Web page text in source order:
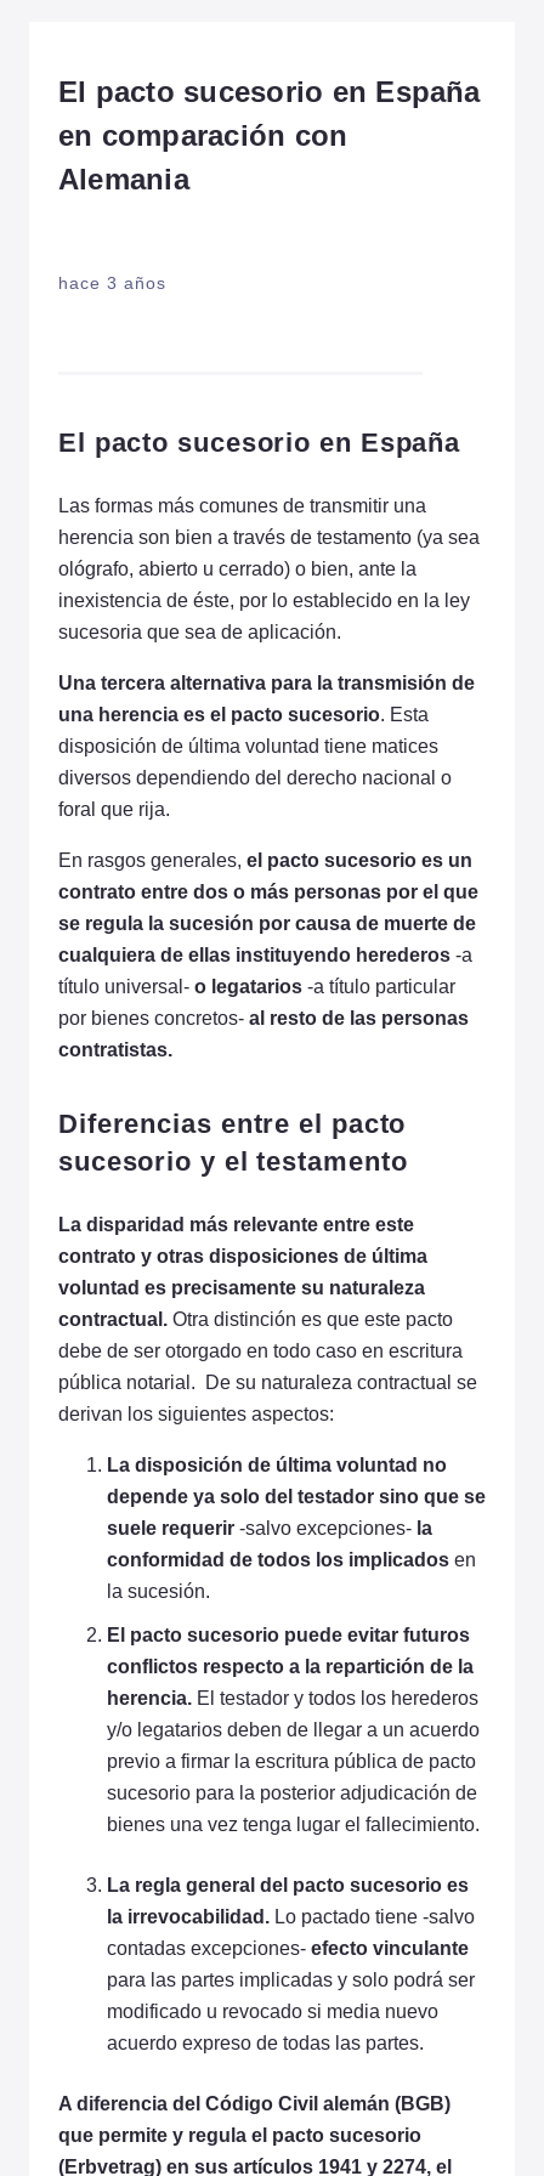
El pacto sucesorio en España
en comparación con
Alemania
hace 3 años
El pacto sucesorio en España
Las formas más comunes de transmitir una
herencia son bien a través de testamento (ya sea
ológrafo, abierto u cerrado) o bien, ante la
inexistencia de éste, por lo establecido en la ley
sucesoria que sea de aplicación.
Una tercera alternativa para la transmisión de
una herencia es el pacto sucesorio. Esta
disposición de última voluntad tiene matices
diversos dependiendo del derecho nacional o
foral que rija.
En rasgos generales, el pacto sucesorio es un
contrato entre dos o más personas por el que
se regula la sucesión por causa de muerte de
cualquiera de ellas instituyendo herederos -a
título universal- o legatarios -a título particular
por bienes concretos- al resto de las personas
contratistas.
Diferencias entre el pacto
sucesorio y el testamento
La disparidad más relevante entre este
contrato y otras disposiciones de última
voluntad es precisamente su naturaleza
contractual. Otra distinción es que este pacto
debe de ser otorgado en todo caso en escritura
pública notarial. De su naturaleza contractual se
derivan los siguientes aspectos:
La disposición de última voluntad no
depende ya solo del testador sino que se
suele requerir -salvo excepciones- la
conformidad de todos los implicados en
la sucesión.
El pacto sucesorio puede evitar futuros
conflictos respecto a la repartición de la
herencia. El testador y todos los herederos
y/o legatarios deben de llegar a un acuerdo
previo a firmar la escritura pública de pacto
sucesorio para la posterior adjudicación de
bienes una vez tenga lugar el fallecimiento.
La regla general del pacto sucesorio es
la irrevocabilidad. Lo pactado tiene -salvo
contadas excepciones- efecto vinculante
para las partes implicadas y solo podrá ser
modificado u revocado si media nuevo
acuerdo expreso de todas las partes.
A diferencia del Código Civil alemán (BGB)
que permite y regula el pacto sucesorio
(Erbvetrag) en sus artículos 1941 y 2274, el